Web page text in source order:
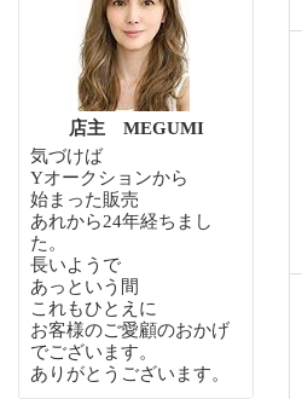
店主 MEGUMI
気づけば
Yオークションから
始まった販売
あれから24年経ちまし
た。
長いようで
あっという間
これもひとえに
お客様のご愛顧のおかげ
でございます。
ありがとうございます。